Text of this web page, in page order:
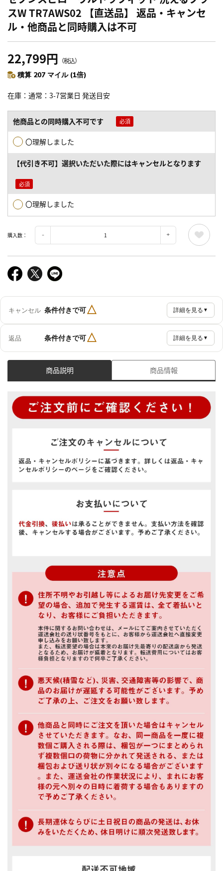
スW TR7AWS02 【直送品】 返品・キャンセ
ル・他商品と同時購入は不可
22,799円 （税込）
積算 207 マイル (1倍)
在庫 通常：3-7営業日 発送目安
他商品との同時購入不可です
〇理解しました
【代引き不可】選択いただいた際にはキャンセルとなります
〇理解しました
購入数：
キャンセル 条件付きで可△ 詳細を見る ▼
返品 条件付きで可△ 詳細を見る ▼
商品説明 商品情報